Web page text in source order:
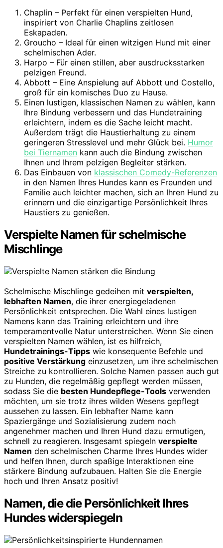
Chaplin – Perfekt für einen verspielten Hund,
inspiriert von Charlie Chaplins zeitlosen
Eskapaden.
Groucho – Ideal für einen witzigen Hund mit einer
schelmischen Ader.
Harpo – Für einen stillen, aber ausdrucksstarken
pelzigen Freund.
Abbott – Eine Anspielung auf Abbott und Costello,
groß für ein komisches Duo zu Hause.
Einen lustigen, klassischen Namen zu wählen, kann
Ihre Bindung verbessern und das Hundetraining
erleichtern, indem es die Sache leicht macht.
Außerdem trägt die Haustierhaltung zu einem
geringeren Stresslevel und mehr Glück bei. Humor
bei Tiernamen kann auch die Bindung zwischen
Ihnen und Ihrem pelzigen Begleiter stärken.
Das Einbauen von klassischen Comedy-Referenzen
in den Namen Ihres Hundes kann es Freunden und
Familie auch leichter machen, sich an Ihren Hund zu
erinnern und die einzigartige Persönlichkeit Ihres
Haustiers zu genießen.
Verspielte Namen für schelmische
Mischlinge
Schelmische Mischlinge gedeihen mit verspielten,
lebhaften Namen, die ihrer energiegeladenen
Persönlichkeit entsprechen. Die Wahl eines lustigen
Namens kann das Training erleichtern und ihre
temperamentvolle Natur unterstreichen. Wenn Sie einen
verspielten Namen wählen, ist es hilfreich,
Hundetrainings-Tipps wie konsequente Befehle und
positive Verstärkung einzusetzen, um ihre schelmischen
Streiche zu kontrollieren. Solche Namen passen auch gut
zu Hunden, die regelmäßig gepflegt werden müssen,
sodass Sie die besten Hundepflege-Tools verwenden
möchten, um sie trotz ihres wilden Wesens gepflegt
aussehen zu lassen. Ein lebhafter Name kann
Spaziergänge und Sozialisierung zudem noch
angenehmer machen und Ihren Hund dazu ermutigen,
schnell zu reagieren. Insgesamt spiegeln verspielte
Namen den schelmischen Charme Ihres Hundes wider
und helfen Ihnen, durch spaßige Interaktionen eine
stärkere Bindung aufzubauen. Halten Sie die Energie
hoch und Ihren Ansatz positiv!
Namen, die die Persönlichkeit Ihres
Hundes widerspiegeln